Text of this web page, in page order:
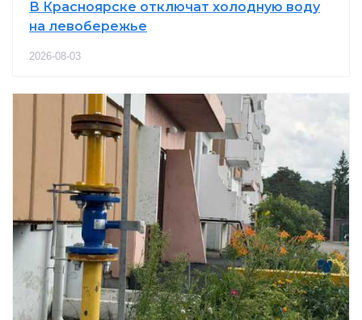
В Красноярске отключат холодную воду
на левобережье
2026-08-03